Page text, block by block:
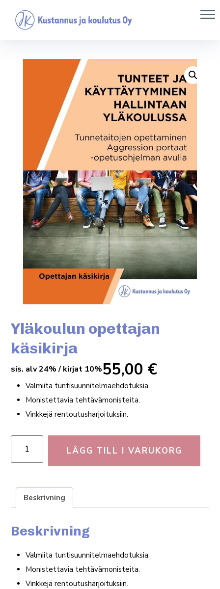
Yläkoulun opettajan
käsikirja
55,00€
sis. alv 24% / kirjat 10%
Valmiita tuntisuunnitelmaehdotuksia.
Monistettavia tehtävämonisteita.
Vinkkejä rentoutusharjoituksiin.
LÄGG TILL I VARUKORG
Beskrivning
Beskrivning
Val­miita tuntisuunnitelmaehdotuksia.
Monis­tettavia tehtävämonisteita.
Vinkkejä ren­toutus­har­jo­i­tuksiin.